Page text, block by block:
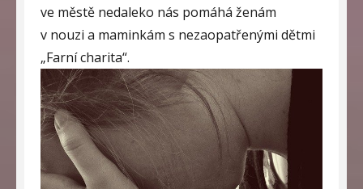
ve městě nedaleko nás pomáhá ženám
v nouzi a maminkám s nezaopatřenými dětmi
„Farní charita“.